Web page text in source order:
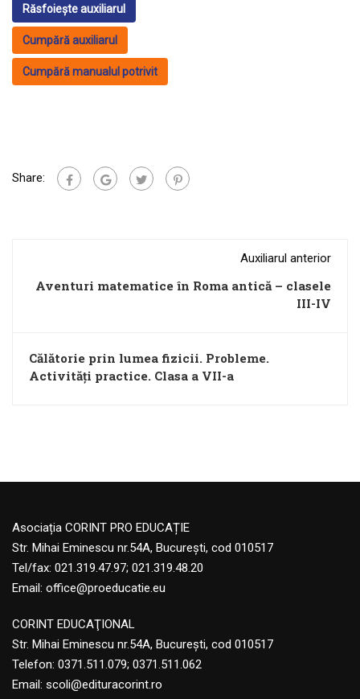
Răsfoiește auxiliarul
Cumpără auxiliarul
Cumpără manualul potrivit
Share:
Auxiliarul anterior
Aventuri matematice în Roma antică – clasele
III-IV
Călătorie prin lumea fizicii. Probleme.
Activități practice. Clasa a VII-a
Asociația CORINT PRO EDUCAȚIE
Str. Mihai Eminescu nr.54A, București, cod 010517
Tel/fax: 021.319.47.97; 021.319.48.20
Email: office@proeducatie.eu
CORINT EDUCAŢIONAL
Str. Mihai Eminescu nr.54A, Bucureşti, cod 010517
Telefon: 0371.511.079; 0371.511.062
Email: scoli@edituracorint.ro